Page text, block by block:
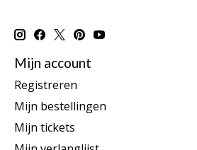
Mijn account
Registreren
Mijn bestellingen
Mijn tickets